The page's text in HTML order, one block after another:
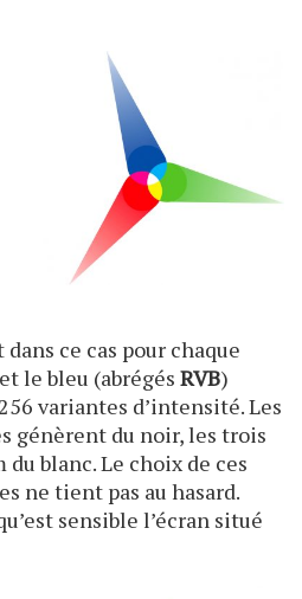
ce cas pour chaque
le bleu (abrégés RVB)
variantes d’intensité. Les
génèrent du noir, les trois
blanc. Le choix de ces
ne tient pas au hasard.
sensible l’écran situé